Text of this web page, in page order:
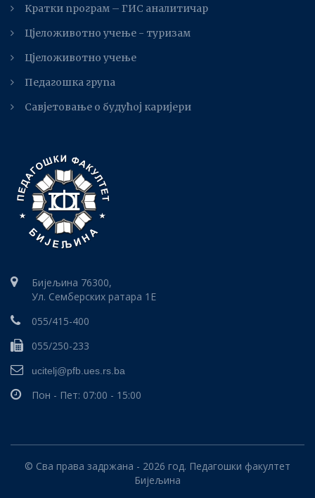
Kратки програм – ГИС аналитичар
Цјеложивотно учење - туризам
Цјеложивотно учење
Педагошка група
Савјетовање о будућој каријери
Бијељина 76300,
Ул. Семберских ратара 1E
055/415-400
055/250-233
ucitelj@pfb.ues.rs.ba
Пон - Пет: 07:00 - 15:00
© Сва права задржана - 2026 год. Педагошки факултет
Бијељина